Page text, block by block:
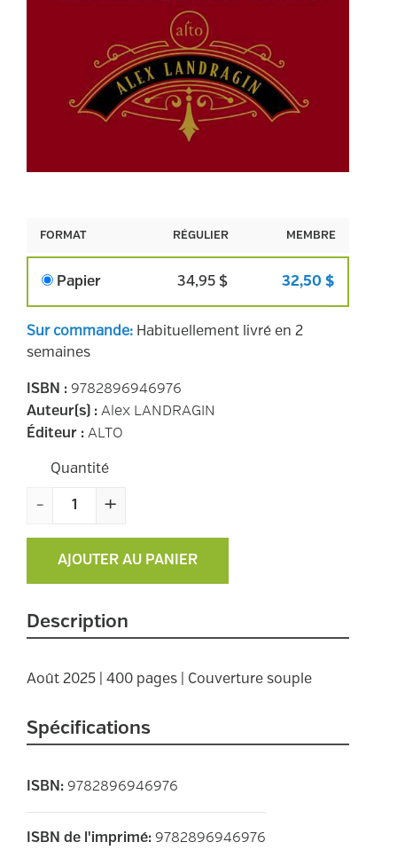
FORMAT RÉGULIER MEMBRE
Papier 34,95 $ 32,50 $
Sur commande: Habituellement livré en 2
semaines
ISBN : 9782896946976
Auteur(s) : Alex LANDRAGIN
Éditeur : ALTO
Quantité
- +
AJOUTER AU PANIER
Description
Août 2025 | 400 pages | Couverture souple
Spécifications
ISBN : 9782896946976
ISBN de l'imprimé: 9782896946976